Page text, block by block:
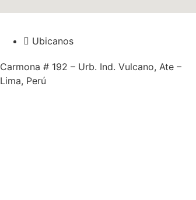
Ubicanos
Carmona # 192 – Urb. Ind. Vulcano, Ate –
Lima, Perú